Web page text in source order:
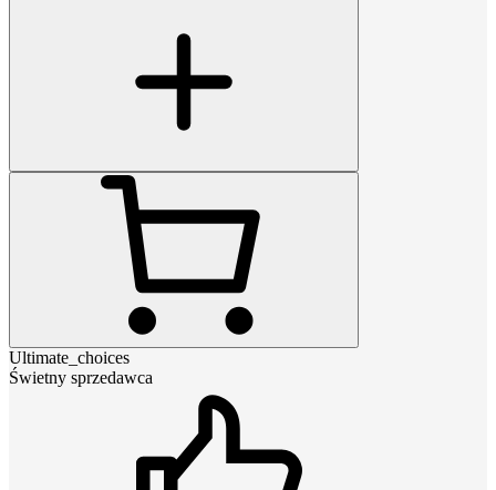
Ultimate_choices
Świetny sprzedawca